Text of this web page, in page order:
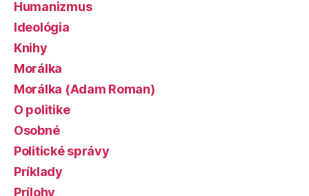
Humanizmus
Ideológia
Knihy
Morálka
Morálka (Adam Roman)
O politike
Osobné
Politické správy
Príklady
Prílohy